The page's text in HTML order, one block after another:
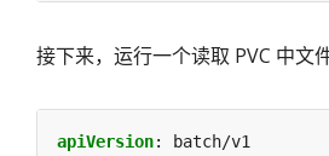
接下来，运行一个读取 PVC 中文
apiVersion:
batch/v1